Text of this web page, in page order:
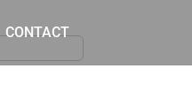
CONTACT